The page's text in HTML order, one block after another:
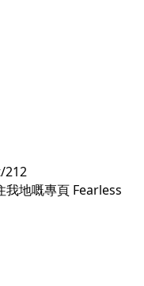
212
我地嘅專頁 Fearless